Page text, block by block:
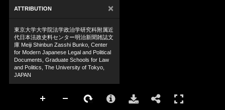
ATTRIBUTION ×
東京大学大学院法学政治学研究科附属近
代日本法政史料センター明治新聞雑誌文
庫 Meiji Shinbun Zasshi Bunko, Center
for Modern Japanese Legal and Political
Documents, Graduate Schools for Law
and Politics, The University of Tokyo,
JAPAN